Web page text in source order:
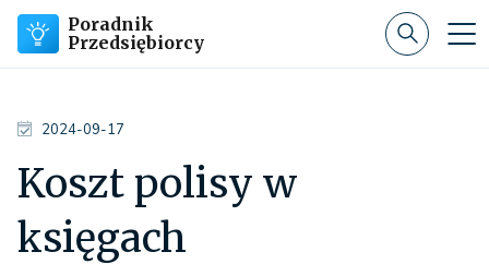
Poradnik
Przedsiębiorcy
2024-09-17
Koszt polisy w
księgach